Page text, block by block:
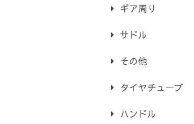
ギア周り
サドル
その他
タイヤチューブ
ハンドル